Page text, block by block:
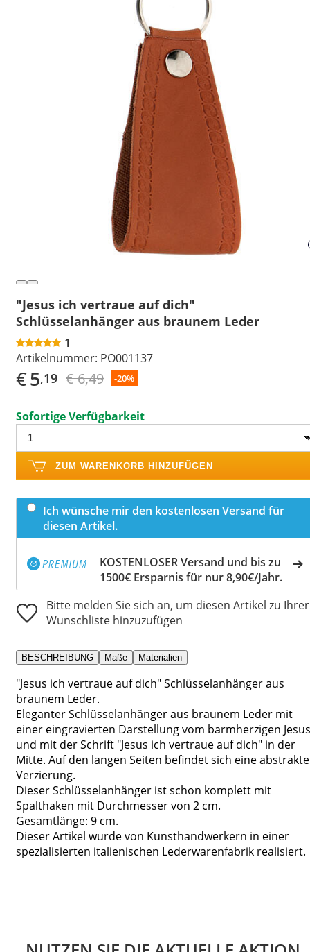
"Jesus ich vertraue auf dich"
Schlüsselanhänger aus braunem Leder
1
Artikelnummer: PO001137
€5,19 € 6,49 -20%
Sofortige Verfügbarkeit
ZUM WARENKORB HINZUFÜGEN
Ich wünsche mir den kostenlosen Versand für
diesen Artikel.
KOSTENLOSER Versand und bis zu
1500€ Ersparnis für nur 8,90€/Jahr.
Bitte melden Sie sich an, um diesen Artikel zu Ihrer
Wunschliste hinzuzufügen
BESCHREIBUNG Maße Materialien
"Jesus ich vertraue auf dich" Schlüsselanhänger aus
braunem Leder.
Eleganter Schlüsselanhänger aus braunem Leder mit
einer eingravierten Darstellung vom barmherzigen Jesus
und mit der Schrift "Jesus ich vertraue auf dich" in der
Mitte. Auf den langen Seiten befindet sich eine abstrakte
Verzierung.
Dieser Schlüsselanhänger ist schon komplett mit
Spalthaken mit Durchmesser von 2 cm.
Gesamtlänge: 9 cm.
Dieser Artikel wurde von Kunsthandwerkern in einer
spezialisierten italienischen Lederwarenfabrik realisiert.